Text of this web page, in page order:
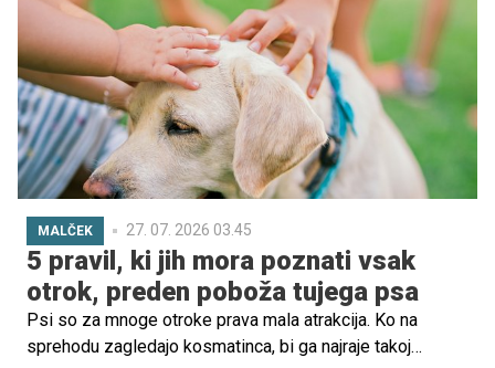
namreč svečk na rojstnodnevni torti ne upihneta.
MALČEK 27. 07. 2026 03.45
5 pravil, ki jih mora poznati vsak
otrok, preden poboža tujega psa
Psi so za mnoge otroke prava mala atrakcija. Ko na
sprehodu zagledajo kosmatinca, bi ga najraje takoj